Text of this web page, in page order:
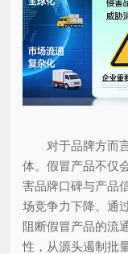
对于品牌方而言
体。假冒产品不仅
害品牌口碑与产品
场竞争力下降。通
阻断假冒产品的流
性，从源头遏制批